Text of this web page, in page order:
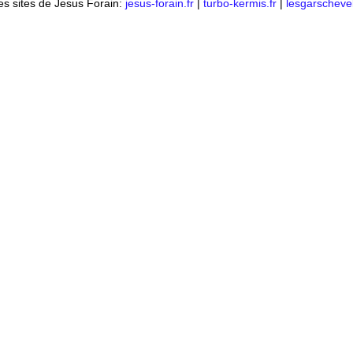
sites de Jesus Forain: jesus-forain.fr| turbo-kermis.fr|